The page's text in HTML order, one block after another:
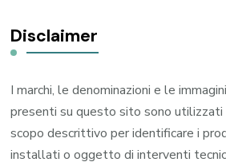
Disclaimer
I marchi, le denominazioni e le
presenti su questo sito sono utilizzati
scopo descrittivo per identificare i
installati o oggetto di interventi